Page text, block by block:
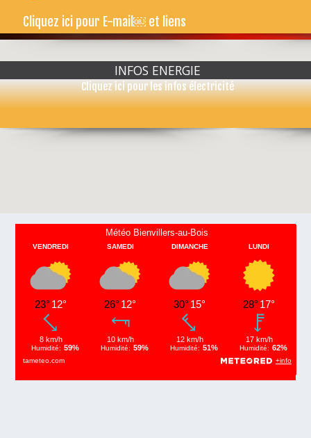
Cliquez ici pour E-mail￼ et liens
INFOS ENERGIE
Cliquez ici pour les infos électricité